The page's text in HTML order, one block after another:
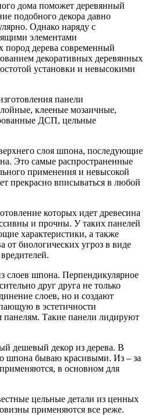
дома поможет деревянный
подобного декора давно
Однако наряду с
элементами
дерева современный
декоративных деревянных
установки и невысокими
панели
клееные мозаичные,
ДСП, цельные
слоя шпона, последующие
Это самые распространенные
применения и невысокой
прекрасно вписываться в любой
которых идет древесина
и прочны. У таких панелей
характеристики, а также
от биологических угроз в виде
слоев шпона. Перпендикулярное
друг друга не только
слоев, но и создают
в эстетичности
Такие панели лидируют
дешевый декор из дерева. В
шпона бываю красивыми. Из – за
применяются, в основном для
цельные детали из ценных
применяются все реже.